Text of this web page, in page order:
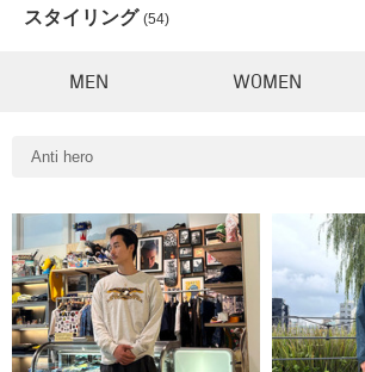
スタイリング (54)
MEN WOMEN
Anti hero